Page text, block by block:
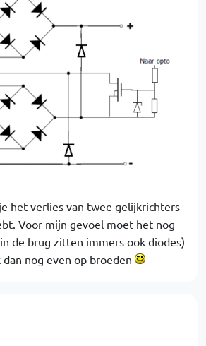
het verlies van twee gelijkrichters
Voor mijn gevoel moet het nog
de brug zitten immers ook diodes)
nog even op broeden